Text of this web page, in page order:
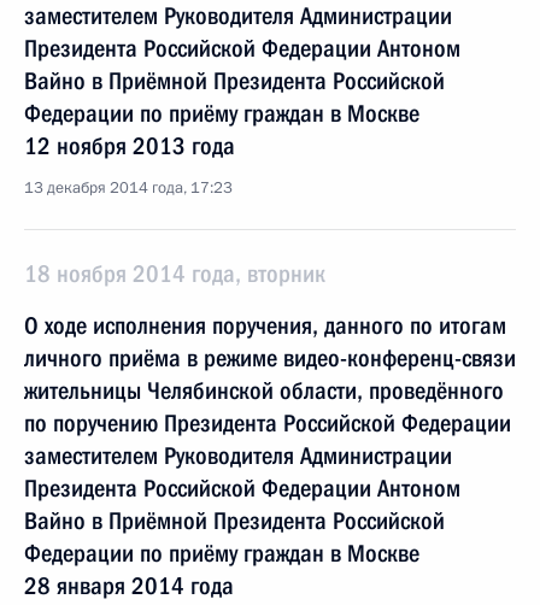
заместителем Руководителя Администрации
Президента Российской Федерации Антоном
Вайно в Приёмной Президента Российской
Федерации по приёму граждан в Москве
12 ноября 2013 года
13 декабря 2014 года, 17:23
18 ноября 2014 года, вторник
О ходе исполнения поручения, данного по итогам
личного приёма в режиме видео-конференц-связи
жительницы Челябинской области, проведённого
по поручению Президента Российской Федерации
заместителем Руководителя Администрации
Президента Российской Федерации Антоном
Вайно в Приёмной Президента Российской
Федерации по приёму граждан в Москве
28 января 2014 года